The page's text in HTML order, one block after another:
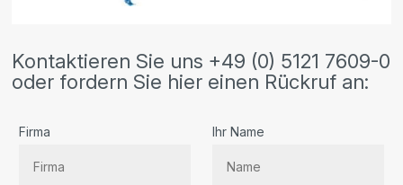
Kontaktieren Sie uns +49 (0) 5121 7609-0
oder fordern Sie hier einen Rückruf an:
Firma Ihr Name